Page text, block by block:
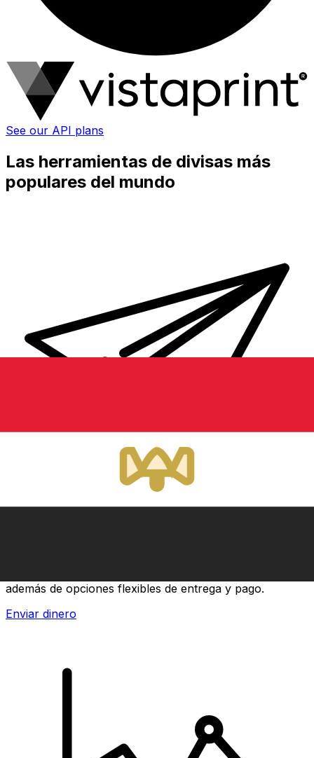
See our API plans
Las herramientas de divisas más
populares del mundo
además de opciones flexibles de entrega y pago.
Enviar dinero